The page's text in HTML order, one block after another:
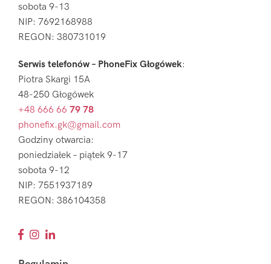
sobota 9-13
NIP: 7692168988
REGON: 380731019
Serwis telefonów – PhoneFix Głogówek:
Piotra Skargi 15A
48-250 Głogówek
+48 666 66 79 78
phonefix.gk@gmail.com
Godziny otwarcia:
poniedziałek – piątek 9-17
sobota 9-12
NIP: 7551937189
REGON: 386104358